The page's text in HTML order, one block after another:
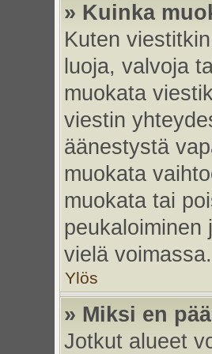
» Kuinka
Kuten
luoja, valvoja
muokata
viestin
äänestystä
muokata
muokata tai
peukaloiminen
vielä voimassa.
Ylös
» Miksi en
Jotkut alueet